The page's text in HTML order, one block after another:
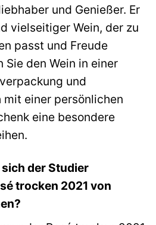
und Genießer. Er
vielseitiger Wein, der zu
passt und Freude
Sie den Wein in einer
und
mit einer persönlichen
eine besondere
der Studier
trocken 2021 von